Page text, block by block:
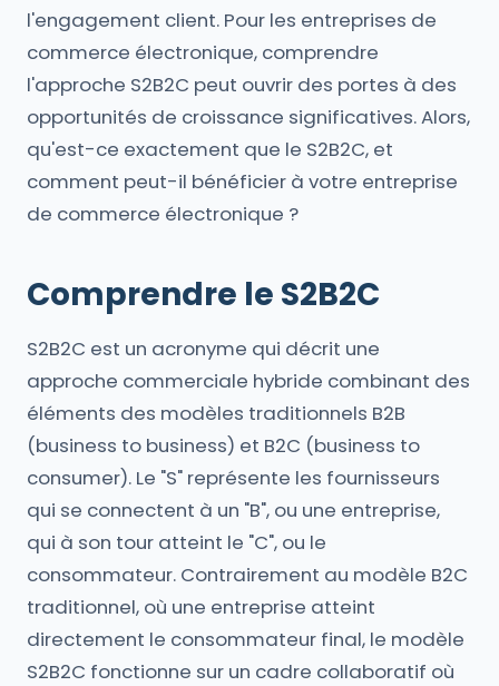
l'engagement client. Pour les entreprises de
commerce électronique, comprendre
l'approche S2B2C peut ouvrir des portes à des
opportunités de croissance significatives. Alors,
qu'est-ce exactement que le S2B2C, et
comment peut-il bénéficier à votre entreprise
de commerce électronique ?
Comprendre le S2B2C
S2B2C est un acronyme qui décrit une
approche commerciale hybride combinant des
éléments des modèles traditionnels B2B
(business to business) et B2C (business to
consumer). Le "S" représente les fournisseurs
qui se connectent à un "B", ou une entreprise,
qui à son tour atteint le "C", ou le
consommateur. Contrairement au modèle B2C
traditionnel, où une entreprise atteint
directement le consommateur final, le modèle
S2B2C fonctionne sur un cadre collaboratif où